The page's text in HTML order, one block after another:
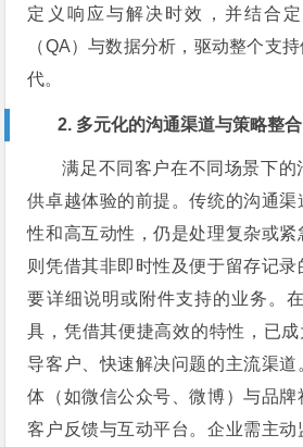
定义响应与解决时效，并结合
（QA）与数据分析，驱动整个支
代。
2. 多元化的沟通渠道与策略整合
满足不同客户在不同场景下的
供卓越体验的前提。传统的沟通
性和高互动性，仍是处理复杂或
则凭借其非即时性及便于留存记
要详细说明或附件支持的业务。
具，凭借其便捷高效的特性，已
导客户、快速解决问题的主流渠
体（如微信公众号、微博）与品
客户反馈与互动平台。企业需主动